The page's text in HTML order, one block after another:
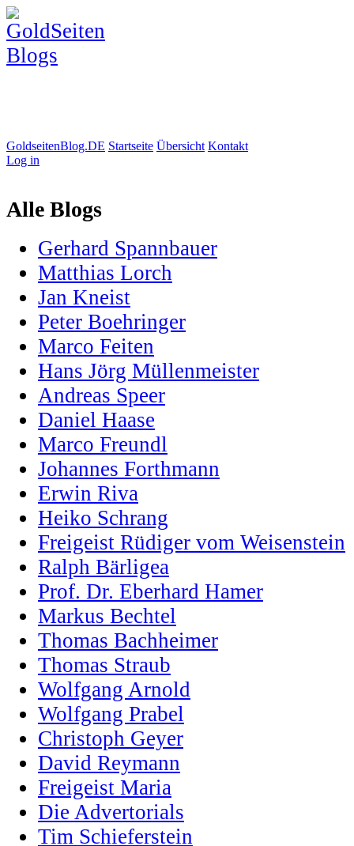
GoldseitenBlog.DE Startseite Übersicht Kontakt
Log in
Alle Blogs
Gerhard Spannbauer
Matthias Lorch
Jan Kneist
Peter Boehringer
Marco Feiten
Hans Jörg Müllenmeister
Andreas Speer
Daniel Haase
Marco Freundl
Johannes Forthmann
Erwin Riva
Heiko Schrang
Freigeist Rüdiger vom Weisenstein
Ralph Bärligea
Prof. Dr. Eberhard Hamer
Markus Bechtel
Thomas Bachheimer
Thomas Straub
Wolfgang Arnold
Wolfgang Prabel
Christoph Geyer
David Reymann
Freigeist Maria
Die Advertorials
Tim Schieferstein